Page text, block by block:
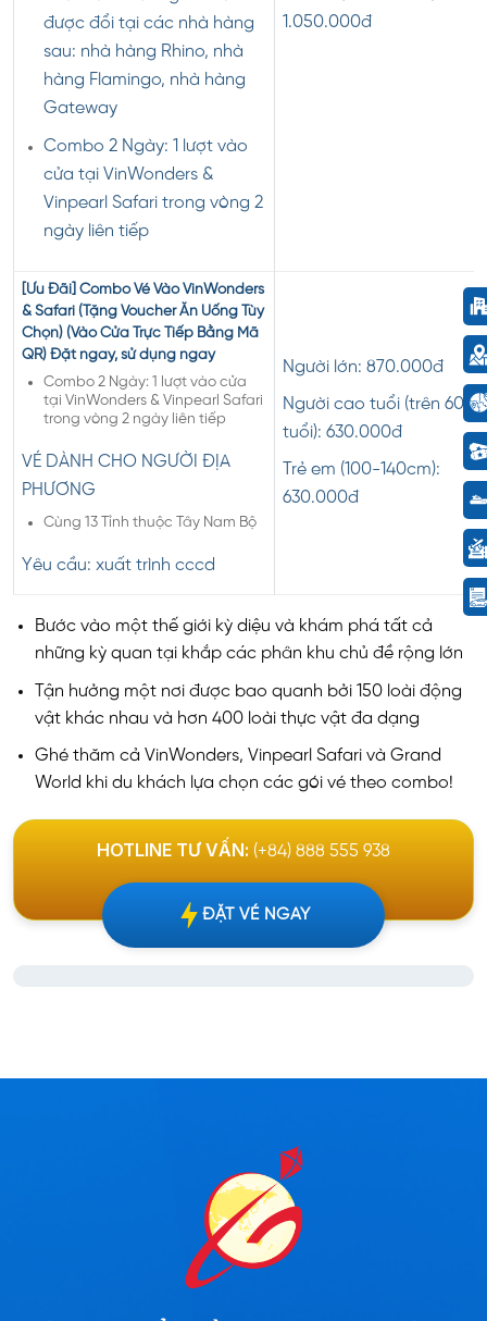
được đổi tại các nhà hàng
sau: nhà hàng Rhino, nhà
hàng Flamingo, nhà hàng
Gateway
Combo 2 Ngày: 1 lượt vào
cửa tại VinWonders &
Vinpearl Safari trong vòng 2
ngày liên tiếp
1.050.000đ
[Ưu Đãi] Combo Vé Vào VinWonders
& Safari (Tặng Voucher Ăn Uống Tùy
Chọn) (Vào Cửa Trực Tiếp Bằng Mã
QR) Đặt ngay, sử dụng ngay
Combo 2 Ngày: 1 lượt vào cửa
tại VinWonders & Vinpearl Safari
trong vòng 2 ngày liên tiếp
VÉ DÀNH CHO NGƯỜI ĐỊA
PHƯƠNG
Cùng 13 Tỉnh thuộc Tây Nam Bộ
Yêu cầu: xuất trình cccd
Người lớn: 870.000đ
Người cao tuổi (trên 60
tuổi): 630.000đ
Trẻ em (100-140cm):
630.000đ
Bước vào một thế giới kỳ diệu và khám phá tất cả
những kỳ quan tại khắp các phân khu chủ đề rộng lớn
Tận hưởng một nơi được bao quanh bởi 150 loài động
vật khác nhau và hơn 400 loài thực vật đa dạng
Ghé thăm cả VinWonders, Vinpearl Safari và Grand
World khi du khách lựa chọn các gói vé theo combo!
HOTLINE TƯ VẤN: (+84) 888 555 938
ĐẶT VÉ NGAY